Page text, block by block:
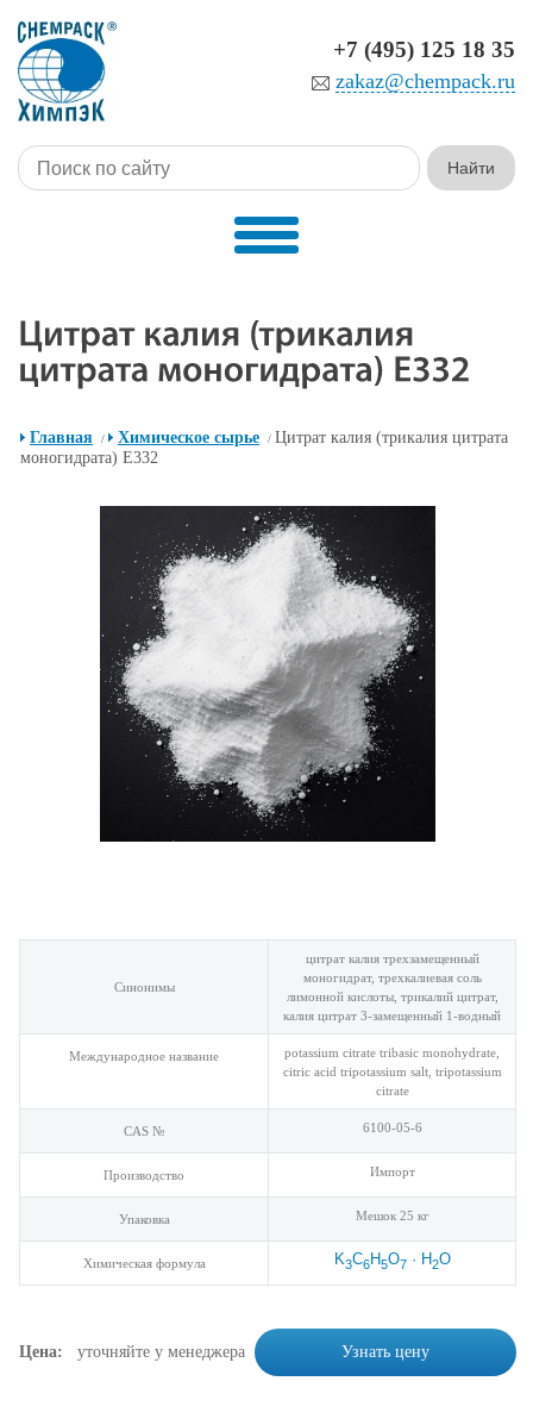
+7 (495) 125 18 35
zakaz@chempack.ru
Главная / Химическое сырье / Цитрат калия (трикалия цитрата
моногидрата) E332
Синонимы
цитрат калия трехзамещенный
моногидрат, трехкалиевая соль
лимонной кислоты, трикалий цитрат,
калия цитрат 3-замещенный 1-водный
Международное название
potassium citrate tribasic monohydrate,
citric acid tripotassium salt, tripotassium
citrate
CAS № 6100-05-6
Производство Импорт
Упаковка Мешок 25 кг
Химическая формула K3C6H5O7· H2O
Цена: уточняйте у менеджера Узнать цену